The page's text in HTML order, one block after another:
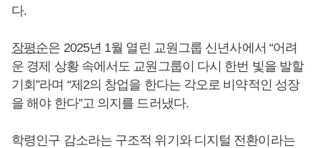
다.
장평순은 2025년 1월 열린 교원그룹 신년사에서 “어려
운 경제 상황 속에서도 교원그룹이 다시 한번 빛을 발할
기회”라며 “제2의 창업을 한다는 각오로 비약적인 성장
을 해야 한다”고 의지를 드러냈다.
학령인구 감소라는 구조적 위기와 디지털 전환이라는